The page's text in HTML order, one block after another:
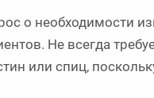
о необходимости
Не всегда
или спиц,